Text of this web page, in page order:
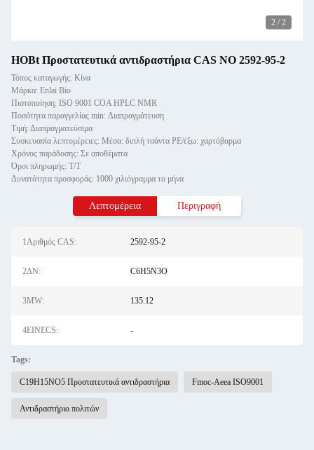
2 / 2
HOBt Προστατευτικά αντιδραστήρια CAS NO 2592-95-2
Τόπος καταγωγής: Κίνα
Μάρκα: Enlai Bio
Πιστοποίηση: ISO 9001 COA HPLC NMR
Ποσότητα παραγγελίας min: Διαπραγμάτευση
Τιμή: Διαπραγματεύσιμα
Συσκευασία λεπτομέρειες: Μέσα: διπλή τσάντα PE/έξω: χαρτόβαρμα
Χρόνος παράδοσης: Σε αποθέματα
Όροι πληρωμής: Τ/Τ
Δυνατότητα προσφοράς: 1000 χιλιόγραμμα το μήνα
Λεπτομέρεια Περιγραφή
1Αριθμός CAS: 2592-95-2
2ΔΝ: C6H5N3O
3MW: 135.12
4EINECS: -
Tags:
C19H15NO5 Προστατευτικά αντιδραστήρια Fmoc-Aeea ISO9001
Αντιδραστήριο πολιτών